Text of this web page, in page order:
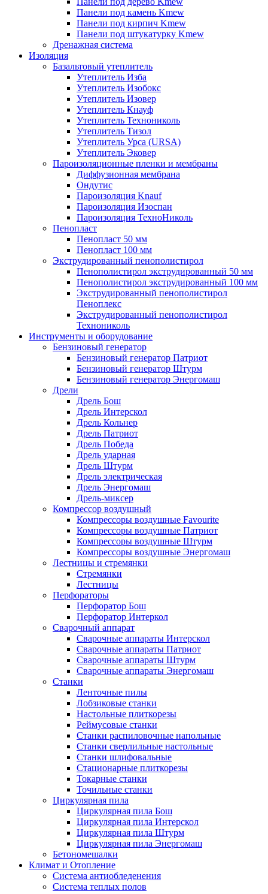
Панели под камень Kmew
Панели под кирпич Kmew
Панели под штукатурку Kmew
Дренажная система
Изоляция
Базальтовый утеплитель
Утеплитель Изба
Утеплитель Изобокс
Утеплитель Изовер
Утеплитель Кнауф
Утеплитель Технониколь
Утеплитель Тизол
Утеплитель Урса (URSA)
Утеплитель Эковер
Пароизоляционные пленки и мембраны
Диффузионная мембрана
Ондутис
Пароизоляция Knauf
Пароизоляция Изоспан
Пароизоляция ТехноНиколь
Пенопласт
Пенопласт 50 мм
Пенопласт 100 мм
Экструдированный пенополистирол
Пенополистирол экструдированный 50 мм
Пенополистирол экструдированный 100 мм
Экструдированный пенополистирол
Пеноплекс
Экструдированный пенополистирол
Технониколь
Инструменты и оборудование
Бензиновый генератор
Бензиновый генератор Патриот
Бензиновый генератор Штурм
Бензиновый генератор Энергомаш
Дрели
Дрель Бош
Дрель Интерскол
Дрель Кольнер
Дрель Патриот
Дрель Победа
Дрель ударная
Дрель Штурм
Дрель электрическая
Дрель Энергомаш
Дрель-миксер
Компрессор воздушный
Компрессоры воздушные Favourite
Компрессоры воздушные Патриот
Компрессоры воздушные Штурм
Компрессоры воздушные Энергомаш
Лестницы и стремянки
Стремянки
Лестницы
Перфораторы
Перфоратор Бош
Перфоратор Интеркол
Сварочный аппарат
Сварочные аппараты Интерскол
Сварочные аппараты Патриот
Сварочные аппараты Штурм
Сварочные аппараты Энергомаш
Станки
Ленточные пилы
Лобзиковые станки
Настольные плиткорезы
Реймусовые станки
Станки распиловочные напольные
Станки сверлильные настольные
Станки шлифовальные
Стационарные плиткорезы
Токарные станки
Точильные станки
Циркулярная пила
Циркулярная пила Бош
Циркулярная пила Интерскол
Циркулярная пила Штурм
Циркулярная пила Энергомаш
Бетономешалки
Климат и Отопление
Система антиобледенения
Система теплых полов